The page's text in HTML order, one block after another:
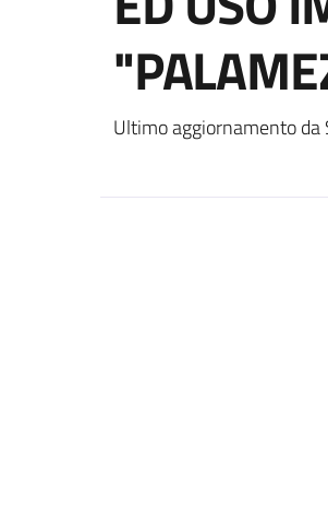
Ultimo aggiornamento da